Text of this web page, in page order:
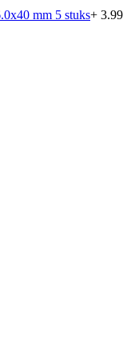
mm 5 stuks+ 3.99